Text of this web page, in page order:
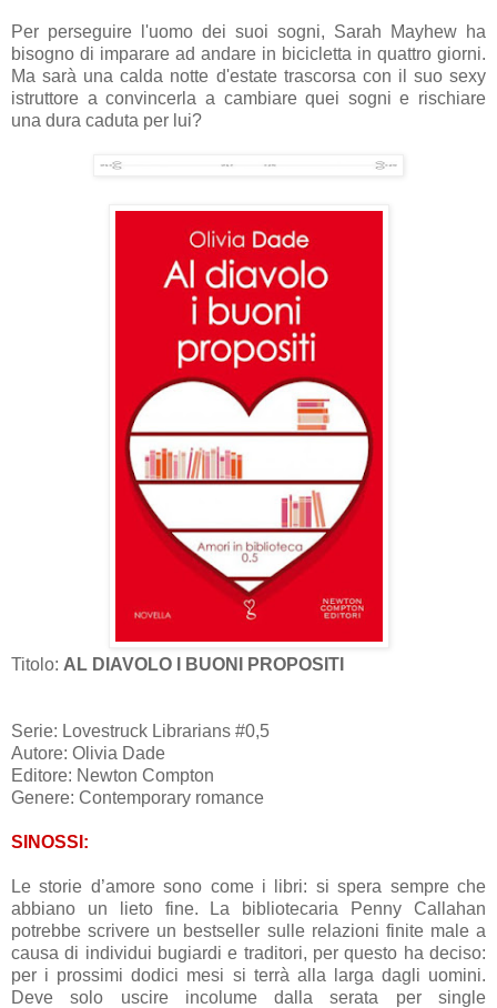
Per perseguire l'uomo dei suoi sogni, Sarah Mayhew ha
bisogno di imparare ad andare in bicicletta in quattro giorni.
Ma sarà una calda notte d'estate trascorsa con il suo sexy
istruttore a convincerla a cambiare quei sogni e rischiare
una dura caduta per lui?
Titolo: AL DIAVOLO I BUONI PROPOSITI
Serie: Lovestruck Librarians #0,5
Autore: Olivia Dade
Editore: Newton Compton
Genere: Contemporary romance
SINOSSI:
Le storie d’amore sono come i libri: si spera sempre che
abbiano un lieto fine. La bibliotecaria Penny Callahan
potrebbe scrivere un bestseller sulle relazioni finite male a
causa di individui bugiardi e traditori, per questo ha deciso:
per i prossimi dodici mesi si terrà alla larga dagli uomini.
Deve solo uscire incolume dalla serata per single